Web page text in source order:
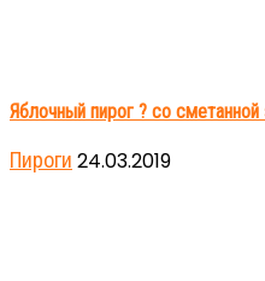
Яблочный пирог ? со
Пироги 24.03.2019